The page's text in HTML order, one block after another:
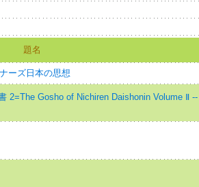
題名
ーズ日本の思想
2=The Gosho of Nichiren Daishonin Volume Ⅱ --